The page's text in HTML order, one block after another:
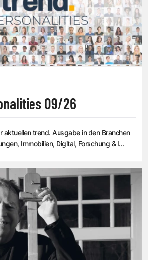
09/26
aktuellen trend. Ausgabe in den Branchen
Immobilien, Digital, Forschung & I...